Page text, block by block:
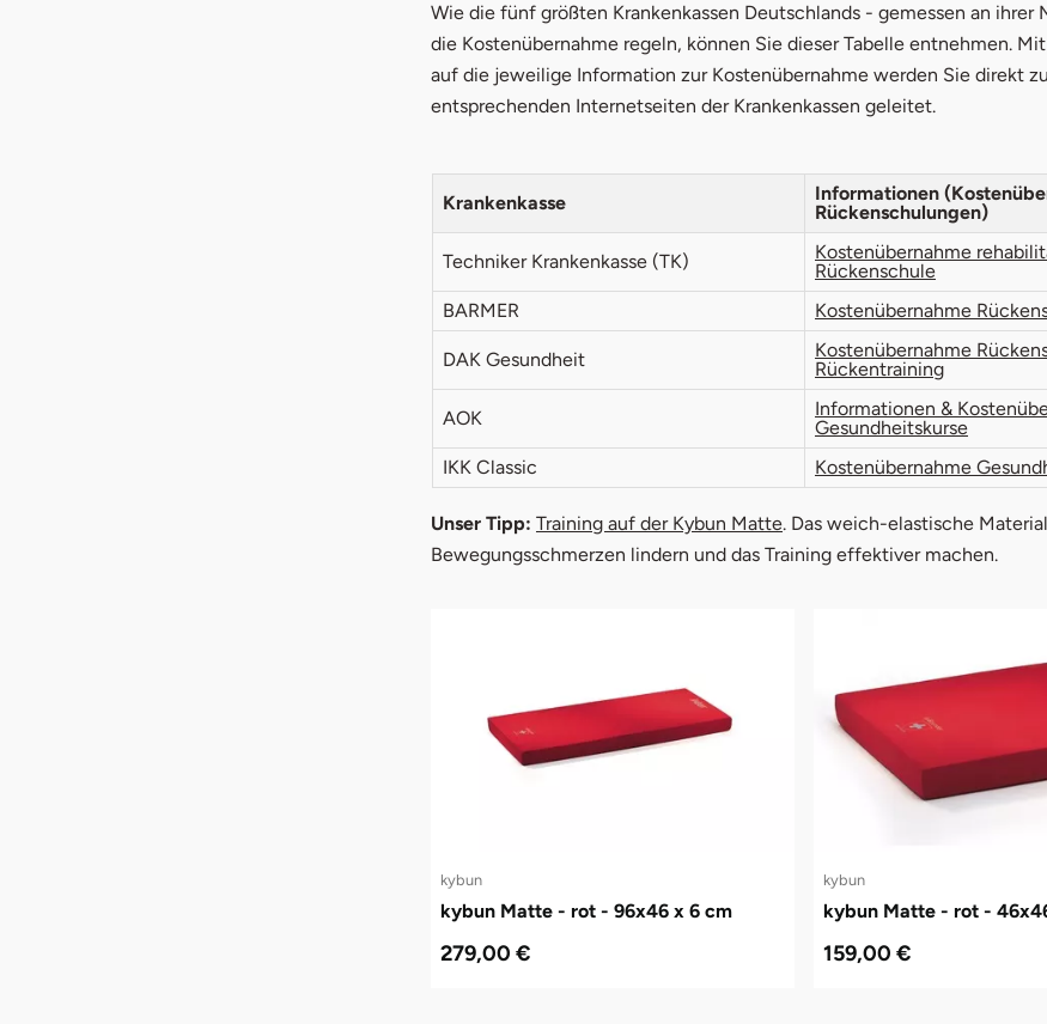
Wie die fünf größten Krankenkassen Deutschlands - gemessen an ihrer
die Kostenübernahme regeln, können Sie dieser Tabelle entnehmen.
auf die jeweilige Information zur Kostenübernahme werden Sie direkt
entsprechenden Internetseiten der Krankenkassen geleitet.
Krankenkasse
Informationen
Rückenschulungen)
Techniker Krankenkasse (TK)
Kostenübernahme
Rückenschule
BARMER
Kostenübernahme
DAK Gesundheit
Kostenübernahme
Rückentraining
AOK
Informationen &
Gesundheitskurse
IKK Classic
Kostenübernahme
Unser Tipp: Training auf der Kybun Matte. Das weich-elastische
Bewegungsschmerzen lindern und das Training effektiver machen.
kybun
kybun Matte - rot - 96x46 x 6 cm
279,00 €
kybun
kybun Matte - rot -
159,00 €